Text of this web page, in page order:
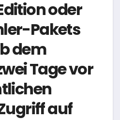
oder
Pakets
dem
Tage vor
auf